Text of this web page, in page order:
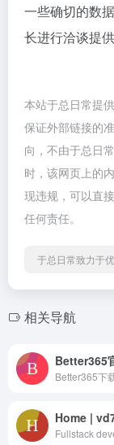
一些确切的数
长进行洽谈提
本站于总日常提
保证外部链接的
向，不由于总日
时，该网页上的
现违规，可以直
任何责任。
于总日常致力于
相关导航